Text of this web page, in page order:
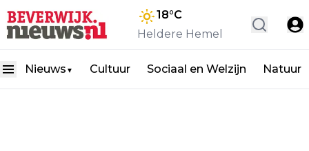
18°C
Heldere Hemel
Nieuws ▼ Cultuur Sociaal en Welzijn Natuur